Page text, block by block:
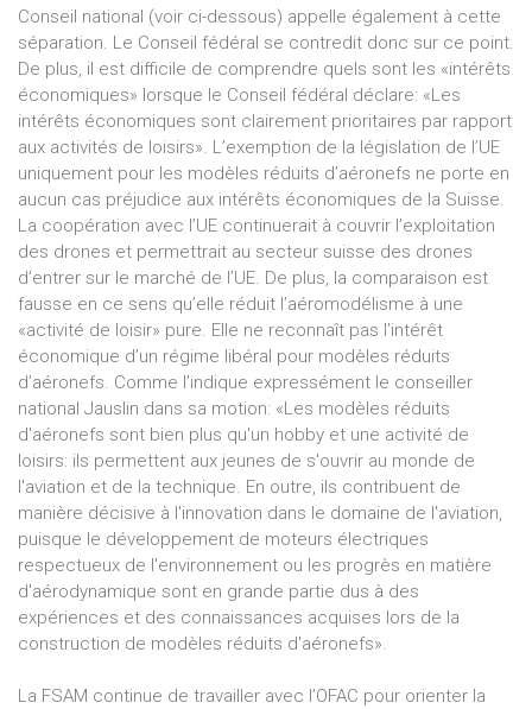
Conseil national (voir ci-dessous) appelle également à cette
séparation. Le Conseil fédéral se contredit donc sur ce point.
De plus, il est difficile de comprendre quels sont les «intérêts
économiques» lorsque le Conseil fédéral déclare: «Les
intérêts économiques sont clairement prioritaires par rapport
aux activités de loisirs». L’exemption de la législation de l’UE
uniquement pour les modèles réduits d’aéronefs ne porte en
aucun cas préjudice aux intérêts économiques de la Suisse.
La coopération avec l’UE continuerait à couvrir l’exploitation
des drones et permettrait au secteur suisse des drones
d’entrer sur le marché de l’UE. De plus, la comparaison est
fausse en ce sens qu’elle réduit l’aéromodélisme à une
«activité de loisir» pure. Elle ne reconnaît pas l’intérêt
économique d’un régime libéral pour modèles réduits
d’aéronefs. Comme l’indique expressément le conseiller
national Jauslin dans sa motion: «Les modèles réduits
d'aéronefs sont bien plus qu'un hobby et une activité de
loisirs: ils permettent aux jeunes de s'ouvrir au monde de
l'aviation et de la technique. En outre, ils contribuent de
manière décisive à l'innovation dans le domaine de l'aviation,
puisque le développement de moteurs électriques
respectueux de l'environnement ou les progrès en matière
d'aérodynamique sont en grande partie dus à des
expériences et des connaissances acquises lors de la
construction de modèles réduits d'aéronefs».
La FSAM continue de travailler avec l’OFAC pour orienter la